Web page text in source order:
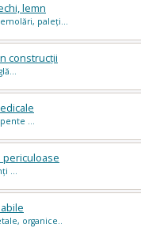
lemn
paleți...
construcții
...
periculoase
...
organice..